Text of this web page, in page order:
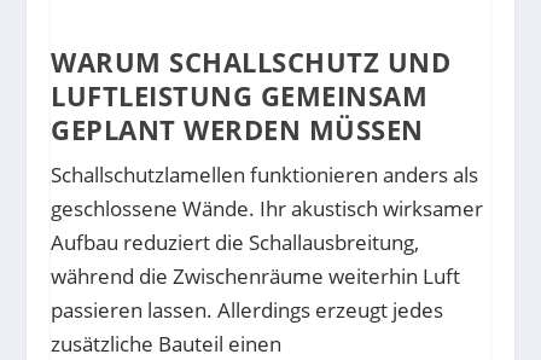
WARUM SCHALLSCHUTZ UND
LUFTLEISTUNG GEMEINSAM
GEPLANT WERDEN MÜSSEN
Schallschutzlamellen funktionieren anders als
geschlossene Wände. Ihr akustisch wirksamer
Aufbau reduziert die Schallausbreitung,
während die Zwischenräume weiterhin Luft
passieren lassen. Allerdings erzeugt jedes
zusätzliche Bauteil einen